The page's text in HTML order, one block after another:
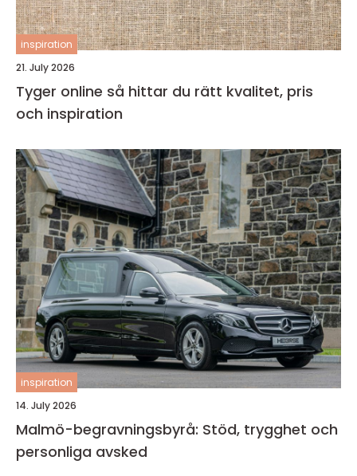
inspiration
21. July 2026
Tyger online så hittar du rätt kvalitet, pris
och inspiration
inspiration
14. July 2026
Malmö-begravningsbyrå: Stöd, trygghet och
personliga avsked